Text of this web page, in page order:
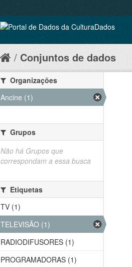
Conjuntos de dados
Organizações
Ancine (1)
Grupos
Não há Grupos que
correspondam a essa busca
Etiquetas
TV (1)
TELEVISÃO (1)
RADIODIFUSORES (1)
PROGRAMADORAS (1)